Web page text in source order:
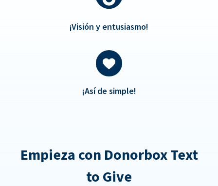
¡Visión y entusiasmo!
¡Así de simple!
Empieza con Donorbox Text
to Give